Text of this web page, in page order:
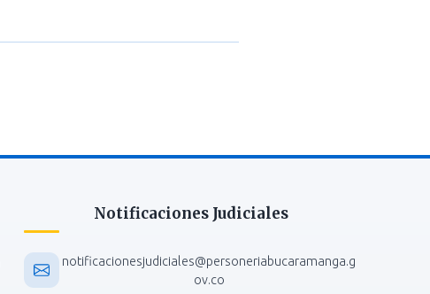
Notificaciones Judiciales
notificacionesjudiciales@personeriabucaramanga.g
ov.co